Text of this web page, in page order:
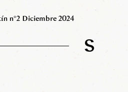
n°2 Diciembre 2024
S